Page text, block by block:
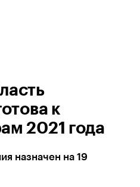
к
2021 года
назначен на 19